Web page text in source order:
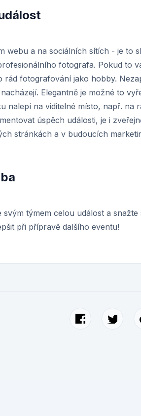
webu a na sociálních sítích - je
fotografa. Pokud to
rád fotografování jako hobby.
Elegantně je možné to
nalepí na viditelné místo, např. na
úspěch události, je i
stránkách a v budoucích
týmem celou událost a
při přípravě dalšího eventu!